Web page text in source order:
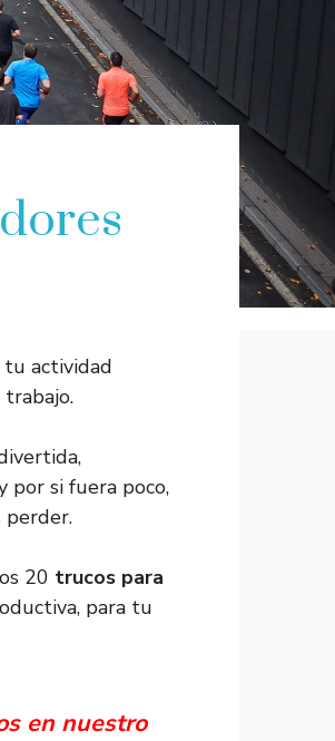
actividad
por si fuera poco,
perder.
20 trucos para
para tu
en nuestro